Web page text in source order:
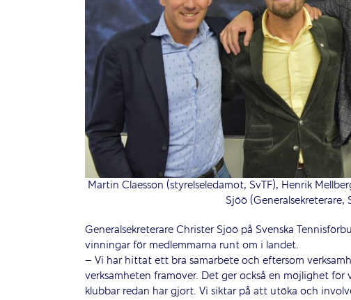
Martin Claesson (styrelseledamot, SvTF), Henrik
Sjöö (Generalsekreterare,
Generalsekreterare Christer Sjöö på Svenska
vinningar för medlemmarna runt om i landet.
– Vi har hittat ett bra samarbete och eftersom
verksamheten framöver. Det ger också en möjlighet
klubbar redan har gjort. Vi siktar på att utöka och